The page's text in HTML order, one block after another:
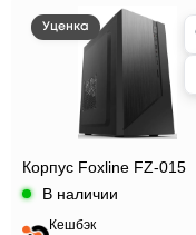
Уценка
Корпус Foxline FZ-015
В наличии
Кешбэк